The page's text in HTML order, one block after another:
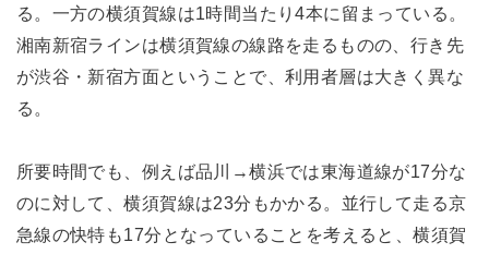
る。一方の横須賀線は1時間当たり4本に留まっている。
湘南新宿ラインは横須賀線の線路を走るものの、行き先
が渋谷・新宿方面ということで、利用者層は大きく異な
る。
所要時間でも、例えば品川→横浜では東海道線が17分な
のに対して、横須賀線は23分もかかる。並行して走る京
急線の快特も17分となっていることを考えると、横須賀